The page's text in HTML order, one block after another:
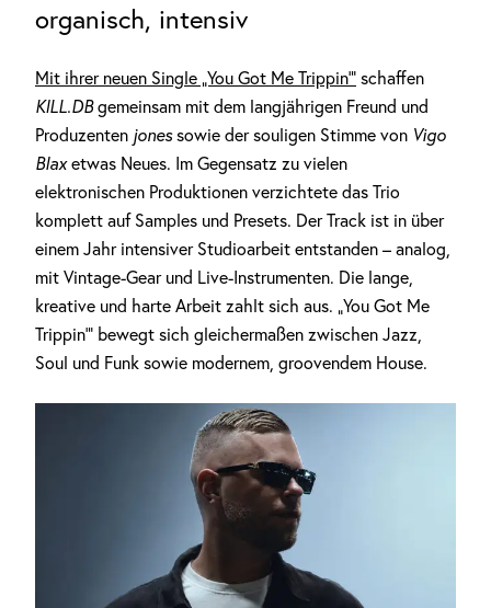
organisch, intensiv
Mit ihrer neuen Single „You Got Me Trippin‘“ schaffen
KILL.DBgemeinsam mit dem langjährigen Freund und
Produzenten jonessowie der souligen Stimme von Vigo
Blaxetwas Neues. Im Gegensatz zu vielen
elektronischen Produktionen verzichtete das Trio
komplett auf Samples und Presets. Der Track ist in über
einem Jahr intensiver Studioarbeit entstanden – analog,
mit Vintage-Gear und Live-Instrumenten. Die lange,
kreative und harte Arbeit zahlt sich aus. „You Got Me
Trippin‘“ bewegt sich gleichermaßen zwischen Jazz,
Soul und Funk sowie modernem, groovendem House.